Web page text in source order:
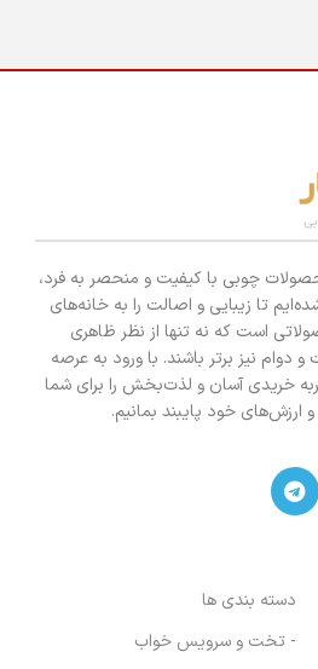
چوبی با کیفیت و منحصر به فرد،
تا زیبایی و اصالت را به خانه‌های
است که نه تنها از نظر ظاهری
دوام نیز برتر باشند. با ورود به عرصه
خریدی آسان و لذت‌بخش را برای شما
ارزش‌های خود پایبند بمانیم.
دسته بندی ها
- تخت و سرویس خواب